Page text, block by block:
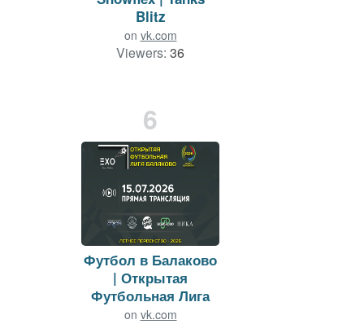
Blitz
on vk.com
Viewers: 36
6
Футбол в Балаково
| Открытая
Футбольная Лига
on vk.com